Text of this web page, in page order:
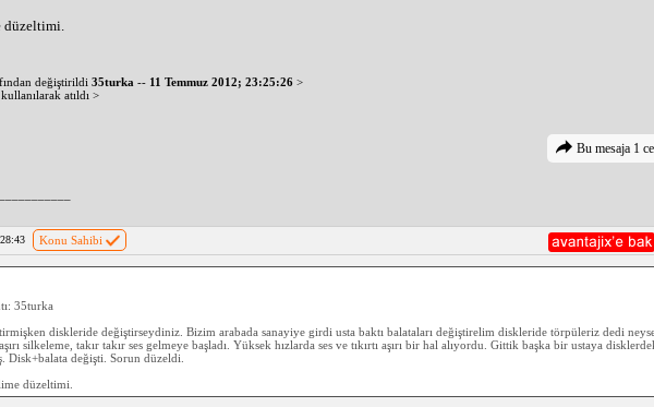
düzeltimi.
değiştirildi 35turka -- 11 Temmuz 2012; 23:25:26 >
atıldı >
Bu mesaja 1
Konu Sahibi
35turka
diskleride değiştirseydiniz. Bizim arabada sanayiye girdi usta baktı balataları değiştirelim diskleride törpüleriz dedi
silkeleme, takır takır ses gelmeye başladı. Yüksek hızlarda ses ve tıkırtı aşırı bir hal alıyordu. Gittik başka bir ustaya
Disk+balata değişti. Sorun düzeldi.
düzeltimi.